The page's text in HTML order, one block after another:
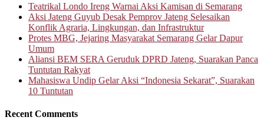
Teatrikal Londo Ireng Warnai Aksi Kamisan di Semarang
Aksi Jateng Guyub Desak Pemprov Jateng Selesaikan
Konflik Agraria, Lingkungan, dan Infrastruktur
Protes MBG, Jejaring Masyarakat Semarang Gelar Dapur
Umum
Aliansi BEM SERA Geruduk DPRD Jateng, Suarakan Panca
Tuntutan Rakyat
Mahasiswa Undip Gelar Aksi “Indonesia Sekarat”, Suarakan
10 Tuntutan
Recent Comments